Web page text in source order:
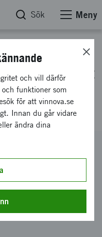
Sök Meny
för Robust
prestanda
och vill därför
funktioner som
för att vinnova.se
Innan du går vidare
ändra dina